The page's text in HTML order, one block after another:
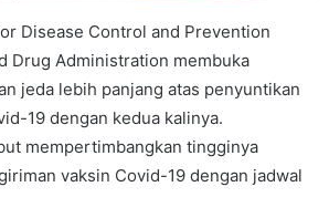
Disease Control and Prevention
Drug Administration membuka
jeda lebih panjang atas penyuntikan
19 dengan kedua kalinya.
mempertimbangkan tingginya
vaksin Covid-19 dengan jadwal